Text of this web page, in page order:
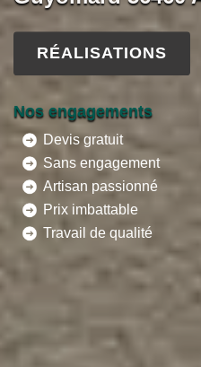
RÉALISATIONS
Nos engagements
Devis gratuit
Sans engagement
Artisan passionné
Prix imbattable
Travail de qualité